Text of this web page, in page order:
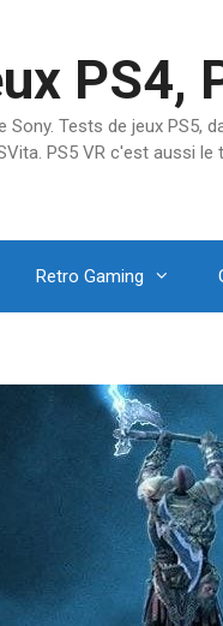
PS4,
Sony. Tests de jeux
PS5 VR c'est aussi
Retro Gaming